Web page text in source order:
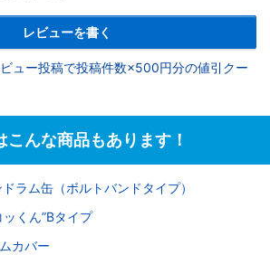
レビューを書く
ュー投稿で投稿件数×500円分の値引クー
こんな商品もあります！
ラム缶（ボルトバンドタイプ）
くん”Bタイプ
カバー